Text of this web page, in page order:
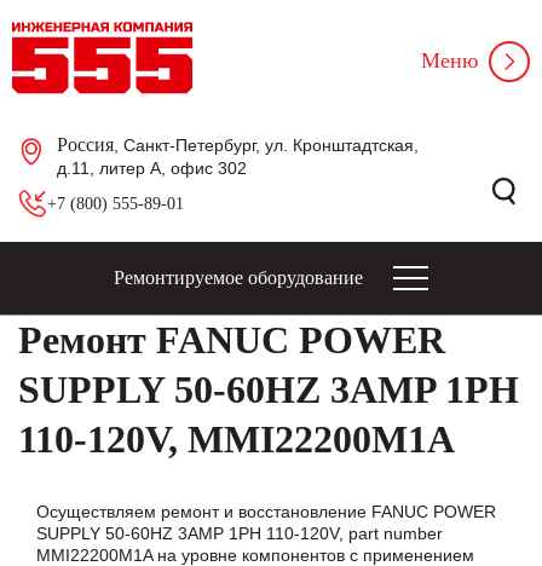
Россия , Санкт-Петербург, ул. Кронштадтская,
д.11, литер А, офис 302
+7 (800) 555-89-01
Меню
Ремонтируемое оборудование
Ремонт FANUC POWER
SUPPLY 50-60HZ 3AMP 1PH
110-120V, MMI22200M1A
Осуществляем ремонт и восстановление FANUC POWER
SUPPLY 50-60HZ 3AMP 1PH 110-120V, part number
MMI22200M1A на уровне компонентов с применением